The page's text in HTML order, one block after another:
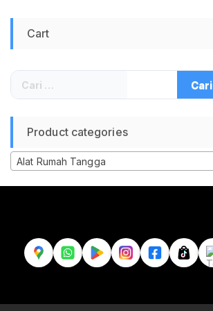
Cart
Cari
untuk:
Product categories
Alat Rumah Tangga